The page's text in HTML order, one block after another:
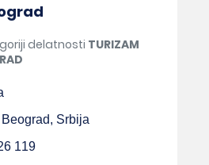
delatnosti TURIZAM
Srbija
119